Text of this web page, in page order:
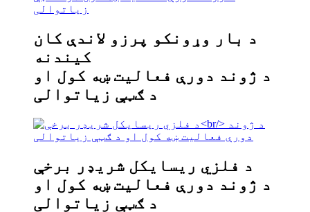
د بار وړونکو پرزو لاندې کان
کیندنه
د ژوند دورې فعالیت ښه کول او
د ګټې زیاتوالی
د فلزي ریسایکل شریډر برخې
د ژوند دورې فعالیت ښه کول او
د ګټې زیاتوالی